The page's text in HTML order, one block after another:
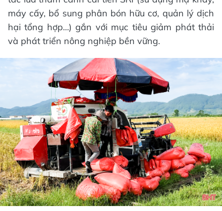
máy cấy, bổ sung phân bón hữu cơ, quản lý dịch
hại tổng hợp…) gắn với mục tiêu giảm phát thải
và phát triển nông nghiệp bền vững.